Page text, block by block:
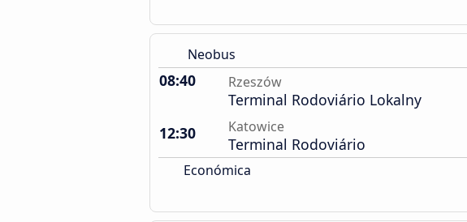
Neobus
08:40 Rzeszów
Terminal Rodoviário Lokalny
12:30
Katowice
Terminal Rodoviário
Económica